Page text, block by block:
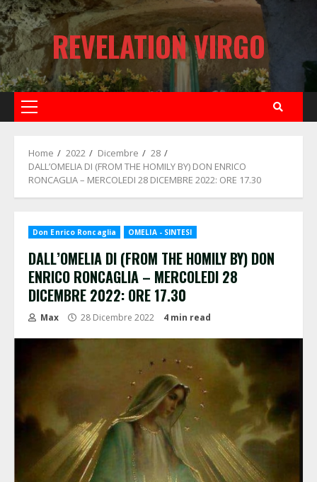
Skip
to
content
REVELATION VIRGO
Primary
Home 2022 Dicembre
28
DALL’OMELIA DI (FROM THE HOMILY BY) DON ENRICO
RONCAGLIA – MERCOLEDI 28 DICEMBRE 2022: ORE 17.30
Don Enrico Roncaglia OMELIA - SINTESI
DALL’OMELIA DI (FROM THE HOMILY BY) DON
ENRICO RONCAGLIA – MERCOLEDI 28
DICEMBRE 2022: ORE 17.30
Max 28 Dicembre 2022 4 min read